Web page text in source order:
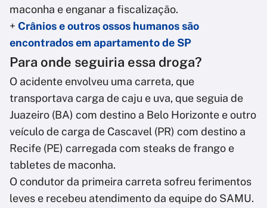
maconha e enganar a fiscalização.
+ Crânios e outros ossos humanos são
encontrados em apartamento de SP
Para onde seguiria essa droga?
O acidente envolveu uma carreta, que
transportava carga de caju e uva, que seguia de
Juazeiro (BA) com destino a Belo Horizonte e outro
veículo de carga de Cascavel (PR) com destino a
Recife (PE) carregada com steaks de frango e
tabletes de maconha.
O condutor da primeira carreta sofreu ferimentos
leves e recebeu atendimento da equipe do SAMU.